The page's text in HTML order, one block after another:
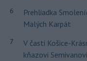
6
Prehliadka
Malých Karpát
7
V časti Košice-
kňazovi Semivanovi